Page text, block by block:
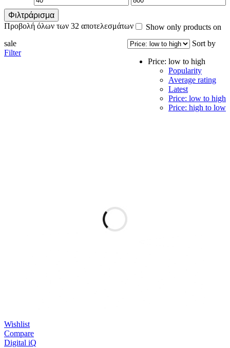
τιμή
Φιλτράρισμα
Προβολή όλων των 32 αποτελεσμάτων
Sort by
Price: low to high
Popularity
Average rating
Latest
Price: low to high
Price: high to low
Show only products on
sale
Filter
Wishlist
Compare
Digital iQ